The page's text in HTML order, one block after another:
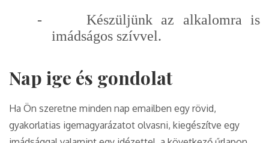
-
Készüljünk az alkalomra is
imádságos szívvel.
Nap ige és gondolat
Ha Ön szeretne minden nap emailben egy rövid,
gyakorlatias igemagyarázatot olvasni, kiegészítve egy